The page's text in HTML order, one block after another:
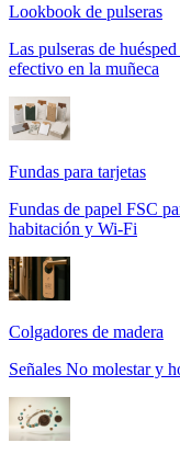
Lookbook de pulseras
Las pulseras de
efectivo en la muñeca
Fundas para tarjetas
Fundas de papel FSC
habitación y Wi-Fi
Colgadores de madera
Señales No molestar y